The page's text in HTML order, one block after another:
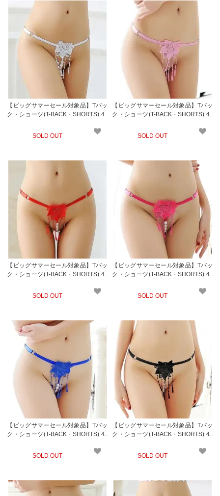
【ビッグサマーセール対象品】Tバッ
ク・ショーツ(T-BACK・SHORTS) 40
SOLD OUT
【ビッグサマーセール対象品】Tバッ
ク・ショーツ(T-BACK・SHORTS) 40
SOLD OUT
【ビッグサマーセール対象品】Tバッ
ク・ショーツ(T-BACK・SHORTS) 40
SOLD OUT
【ビッグサマーセール対象品】Tバッ
ク・ショーツ(T-BACK・SHORTS) 40
SOLD OUT
【ビッグサマーセール対象品】Tバッ
ク・ショーツ(T-BACK・SHORTS) 40
SOLD OUT
【ビッグサマーセール対象品】Tバッ
ク・ショーツ(T-BACK・SHORTS) 40
SOLD OUT